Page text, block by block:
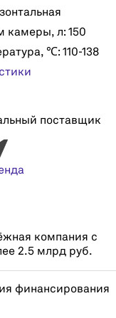
камеры, л: 150
℃: 110-138
поставщик
компания с
2.5 млрд руб.
финансирования